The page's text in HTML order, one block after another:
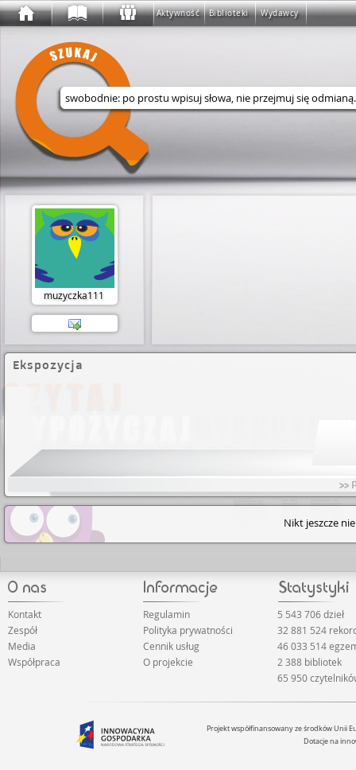
Aktywność Biblioteki Wydawcy
Wyszukaj w serwisie
muzyczka111
Ekspozycja
>>
Nikt jeszcze
Kontakt
Zespół
Media
Współpraca
Regulamin
Polityka prywatności
Cennik usług
O projekcie
5 543 706 dzieł
32 881 524
46 033 514
2 388 bibliotek
65 950
Projekt współfinansowany ze środków Unii
Dotacje na